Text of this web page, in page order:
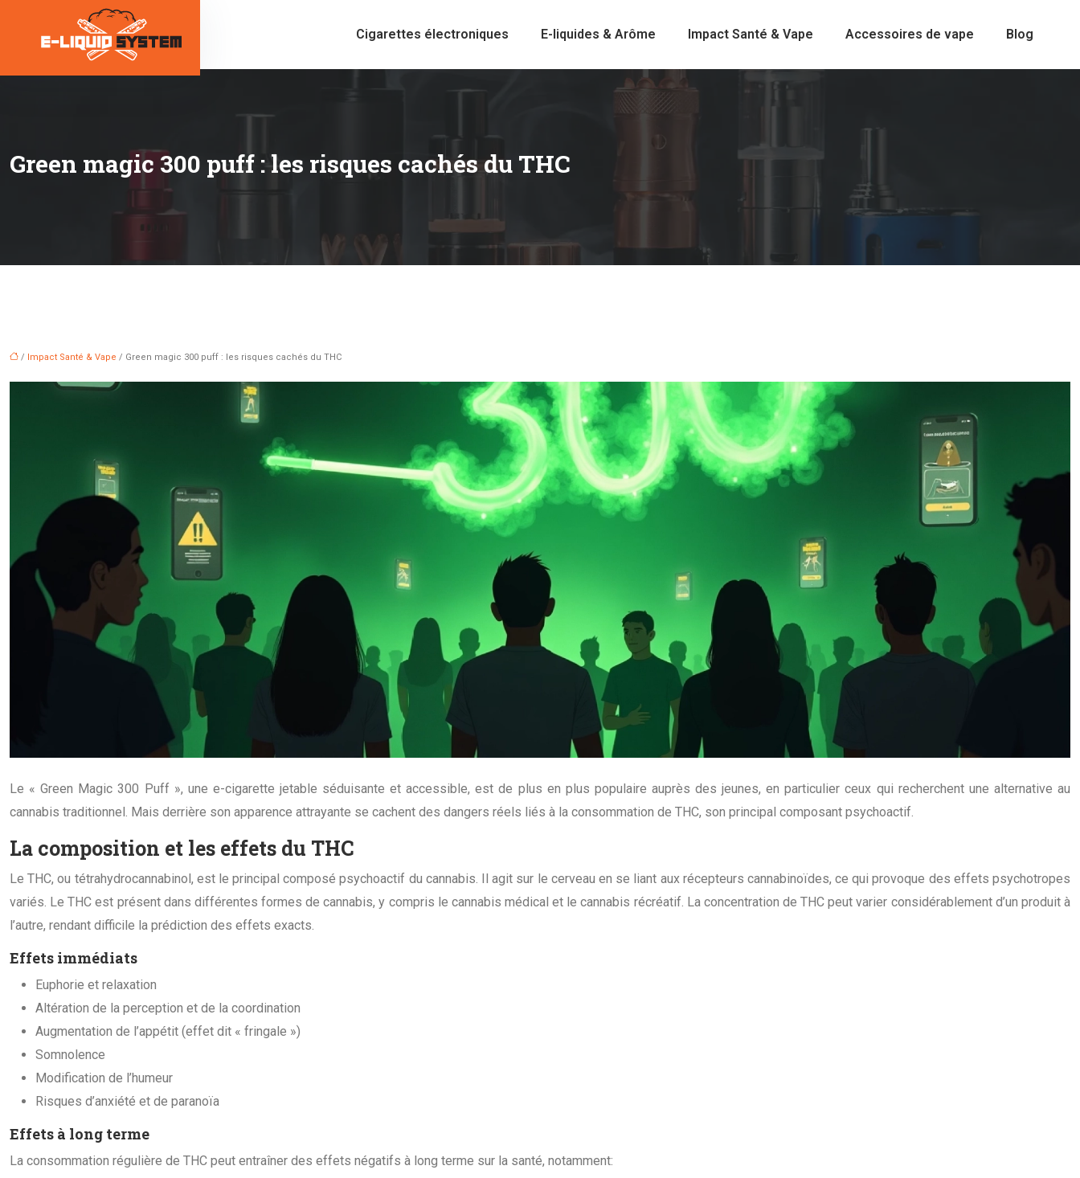
Cigarettes électroniques E-liquides & Arôme Impact Santé & Vape Accessoires de vape Blog
Green magic 300 puff : les risques cachés du THC
/ Impact Santé & Vape / Green magic 300 puff : les risques cachés du THC
Le « Green Magic 300 Puff », une e-cigarette jetable séduisante et accessible, est de plus en plus populaire auprès des jeunes, en particulier ceux qui recherchent une alternative au
cannabis traditionnel. Mais derrière son apparence attrayante se cachent des dangers réels liés à la consommation de THC, son principal composant psychoactif.
La composition et les effets du THC
Le THC, ou tétrahydrocannabinol, est le principal composé psychoactif du cannabis. Il agit sur le cerveau en se liant aux récepteurs cannabinoïdes, ce qui provoque des effets psychotropes
variés. Le THC est présent dans différentes formes de cannabis, y compris le cannabis médical et le cannabis récréatif. La concentration de THC peut varier considérablement d’un produit à
l’autre, rendant difficile la prédiction des effets exacts.
Effets immédiats
Euphorie et relaxation
Altération de la perception et de la coordination
Augmentation de l’appétit (effet dit « fringale »)
Somnolence
Modification de l’humeur
Risques d’anxiété et de paranoïa
Effets à long terme
La consommation régulière de THC peut entraîner des effets négatifs à long terme sur la santé, notamment: